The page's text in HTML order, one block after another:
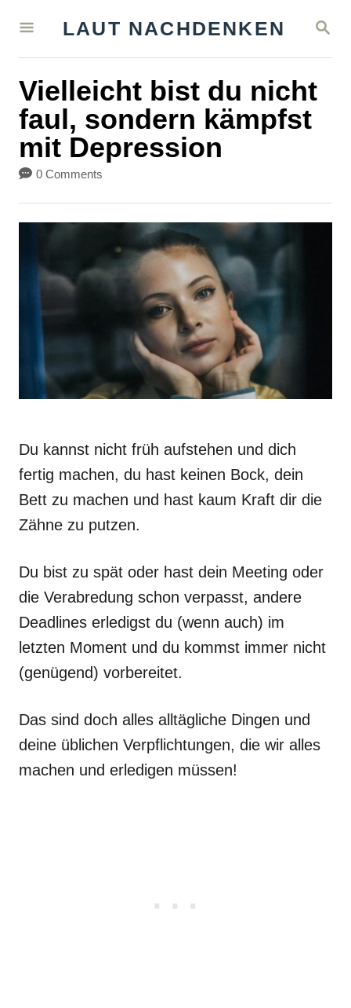
S
A
C
LAUT NACHDENKEN
Vielleicht bist du nicht
faul, sondern kämpfst
mit Depression
0 Comments
Du kannst nicht früh aufstehen und dich
fertig machen, du hast keinen Bock, dein
Bett zu machen und hast kaum Kraft dir die
Zähne zu putzen.
Du bist zu spät oder hast dein Meeting oder
die Verabredung schon verpasst, andere
Deadlines erledigst du (wenn auch) im
letzten Moment und du kommst immer nicht
(genügend) vorbereitet.
Das sind doch alles alltägliche Dingen und
deine üblichen Verpflichtungen, die wir alles
machen und erledigen müssen!